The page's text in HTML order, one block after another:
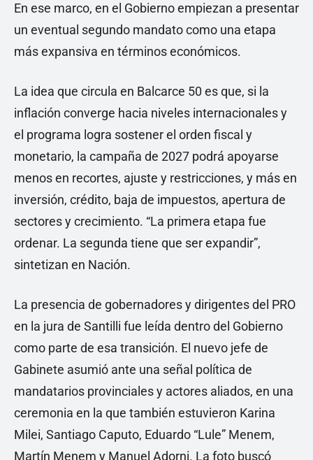
En ese marco, en el Gobierno empiezan a presentar
un eventual segundo mandato como una etapa
más expansiva en términos económicos.
La idea que circula en Balcarce 50 es que, si la
inflación converge hacia niveles internacionales y
el programa logra sostener el orden fiscal y
monetario, la campaña de 2027 podrá apoyarse
menos en recortes, ajuste y restricciones, y más en
inversión, crédito, baja de impuestos, apertura de
sectores y crecimiento. “La primera etapa fue
ordenar. La segunda tiene que ser expandir”,
sintetizan en Nación.
La presencia de gobernadores y dirigentes del PRO
en la jura de Santilli fue leída dentro del Gobierno
como parte de esa transición. El nuevo jefe de
Gabinete asumió ante una señal política de
mandatarios provinciales y actores aliados, en una
ceremonia en la que también estuvieron Karina
Milei, Santiago Caputo, Eduardo “Lule” Menem,
Martín Menem y Manuel Adorni. La foto buscó